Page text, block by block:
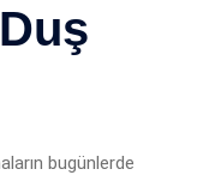
bugünlerde